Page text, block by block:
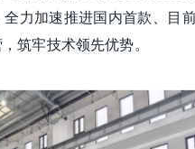
全力加速推进国内首款、目
筑牢技术领先优势。